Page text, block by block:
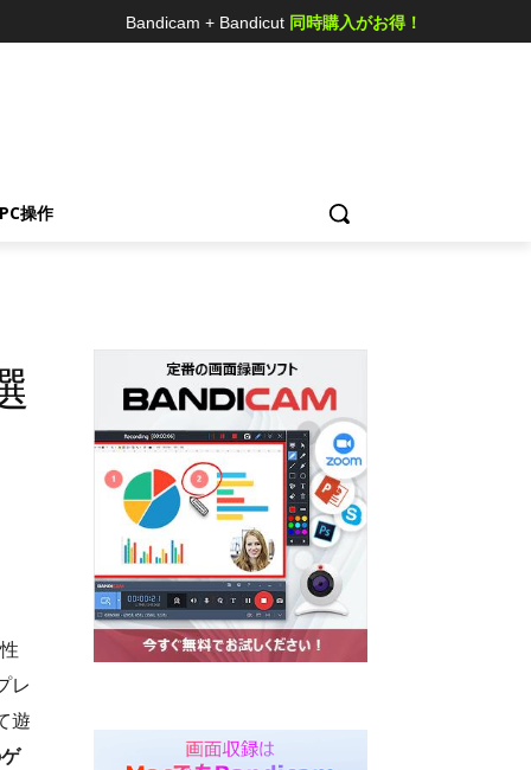
Bandicam + Bandicut 同時購入がお得！
PC操作
レ
遊